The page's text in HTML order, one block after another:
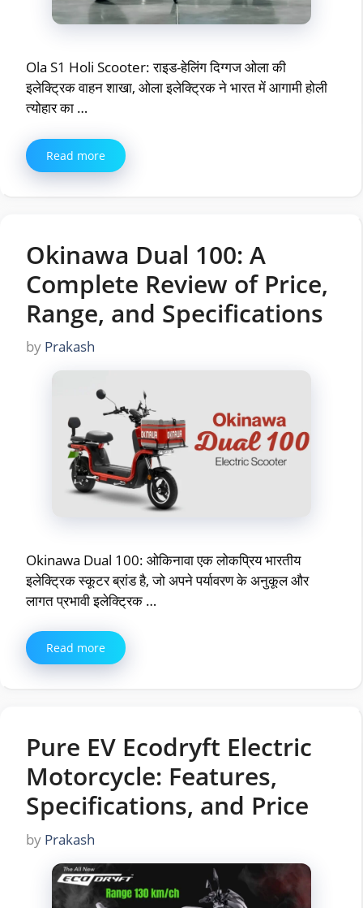
Ola S1 Holi Scooter: राइड-हेलिंग दिग्गज ओला की
इलेक्ट्रिक वाहन शाखा, ओला इलेक्ट्रिक ने भारत में आगामी होली
त्योहार का …
Read more
Okinawa Dual 100: A
Complete Review of Price,
Range, and Specifications
by Prakash
Okinawa Dual 100: ओकिनावा एक लोकप्रिय भारतीय
इलेक्ट्रिक स्कूटर ब्रांड है, जो अपने पर्यावरण के अनुकूल और
लागत प्रभावी इलेक्ट्रिक …
Read more
Pure EV Ecodryft Electric
Motorcycle: Features,
Specifications, and Price
by Prakash